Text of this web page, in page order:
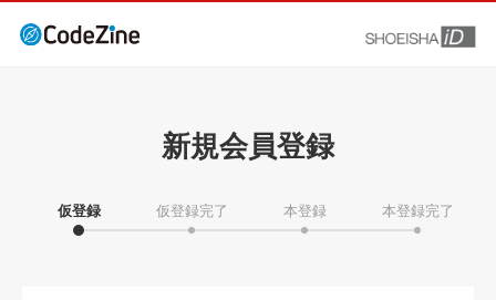
新規会員登録
仮登録 仮登録完了 本登録 本登録完了